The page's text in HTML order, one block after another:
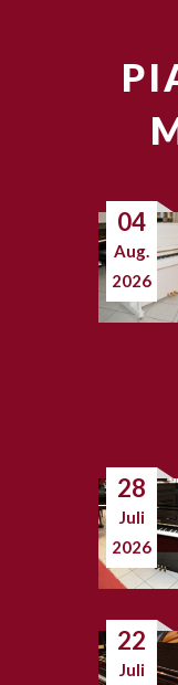
04
Aug.
2026
28
Juli
2026
22
Juli